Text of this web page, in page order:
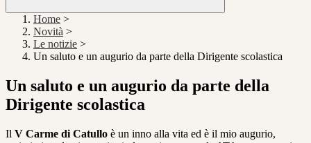
Home >
Novità >
Le notizie >
Un saluto e un augurio da parte della Dirigente scolastica
Un saluto e un augurio da parte della
Dirigente scolastica
Il V Carme di Catullo è un inno alla vita ed è il mio augurio,